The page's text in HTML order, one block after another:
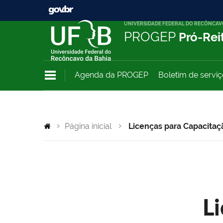
UNIVERSIDADE FEDERAL DO
PROGEP Pró-
Agenda da PROGEP Boletim de
Página inicial Licenças para